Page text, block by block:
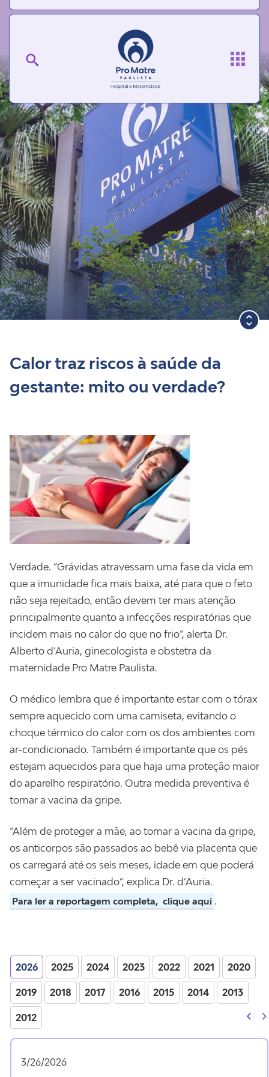
Blog
Calor traz riscos à saúde da
gestante: mito ou verdade?
Verdade. “Grávidas atravessam uma fase da vida em
que a imunidade fica mais baixa, até para que o feto
não seja rejeitado, então devem ter mais atenção
principalmente quanto a infecções respiratórias que
incidem mais no calor do que no frio”, alerta Dr.
Alberto d’Auria, ginecologista e obstetra da
maternidade Pro Matre Paulista.
O médico lembra que é importante estar com o tórax
sempre aquecido com uma camiseta, evitando o
choque térmico do calor com os dos ambientes com
ar-condicionado. Também é importante que os pés
estejam aquecidos para que haja uma proteção maior
do aparelho respiratório. Outra medida preventiva é
tomar a vacina da gripe.
“Além de proteger a mãe, ao tomar a vacina da gripe,
os anticorpos são passados ao bebê via placenta que
os carregará até os seis meses, idade em que poderá
começar a ser vacinado”, explica Dr. d’Auria.
Para ler a reportagem completa, clique aqui .
2026 2025 2024 2023 2022 2021 2020
2019 2018 2017 2016 2015 2014 2013
2012
3/26/2026